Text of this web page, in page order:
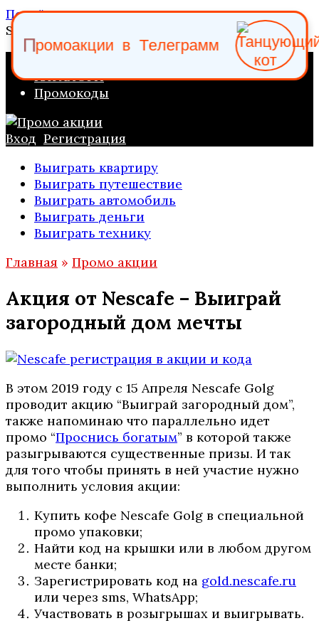
Перейти к содержанию
Search for:
КАТАЛОГИ
Промокоды
Вход Регистрация
Выиграть квартиру
Выиграть путешествие
Выиграть автомобиль
Выиграть деньги
Выиграть технику
Главная » Промо акции
Акция от Nescafe – Выиграй
загородный дом мечты
В этом 2019 году с 15 Апреля Nescafe Golg
проводит акцию “Выиграй загородный дом”,
также напоминаю что параллельно идет
промо “Проснись богатым” в которой также
разыгрываются существенные призы. И так
для того чтобы принять в ней участие нужно
выполнить условия акции:
Купить кофе Nescafe Golg в специальной
промо упаковки;
Найти код на крышки или в любом другом
месте банки;
Зарегистрировать код на gold.nescafe.ru
или через sms, WhatsApp;
Участвовать в розыгрышах и выигрывать.
Промоакции в Телеграмм